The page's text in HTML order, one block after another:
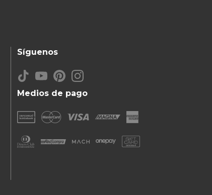
Medios de pago
Síguenos